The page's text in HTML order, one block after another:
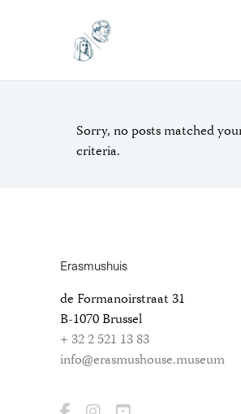
Sorry, no posts matched
criteria.
Erasmushuis
de Formanoirstraat 31
B-1070 Brussel
+ 32 2 521 13 83
info@erasmushouse.museum